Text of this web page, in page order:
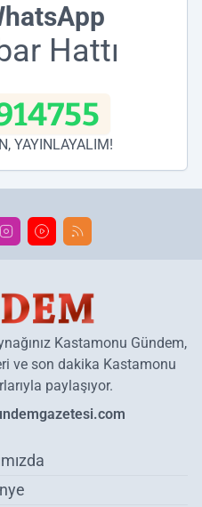
Hattı
YAYINLAYALIM!
Kastamonu Gündem,
ve son dakika Kastamonu
paylaşıyor.